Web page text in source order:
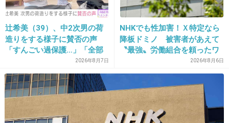
敏感肌ですが、リキッドファンデかクリームファンデ塗っ
頬がよく痒くなるので頬にはあまり塗らず、毛穴が気にな
るTゾーンや顎だけ。
最後にルースパウダーをふわっとつけてます。
このベース作りの方が合ってます。
敏感肌なのでもっと薄づきにしたいけど、そうするとTゾー
ンがテっカテカになるのが腹立つ(笑)
辻希美（39）、中2次男の荷
造りをする様子に賛否の声
「すんごい過保護…」「全部
ママが準備してくれるんだ」
2026年8月7日
NHKでも性加害！Ｘ特定なら
降板ドミノ 被害者があえて
〝最強〟労働組合を頼ったワ
2026年8月6日